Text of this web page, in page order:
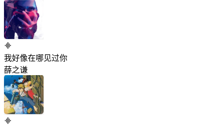
我好像在哪见过你
薛之谦